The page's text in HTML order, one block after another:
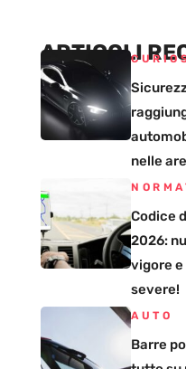
ARTICOLI
nelle
Codice
2026:
vigore
severe!
AUTO
Barre